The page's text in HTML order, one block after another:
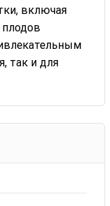
включая
так и для